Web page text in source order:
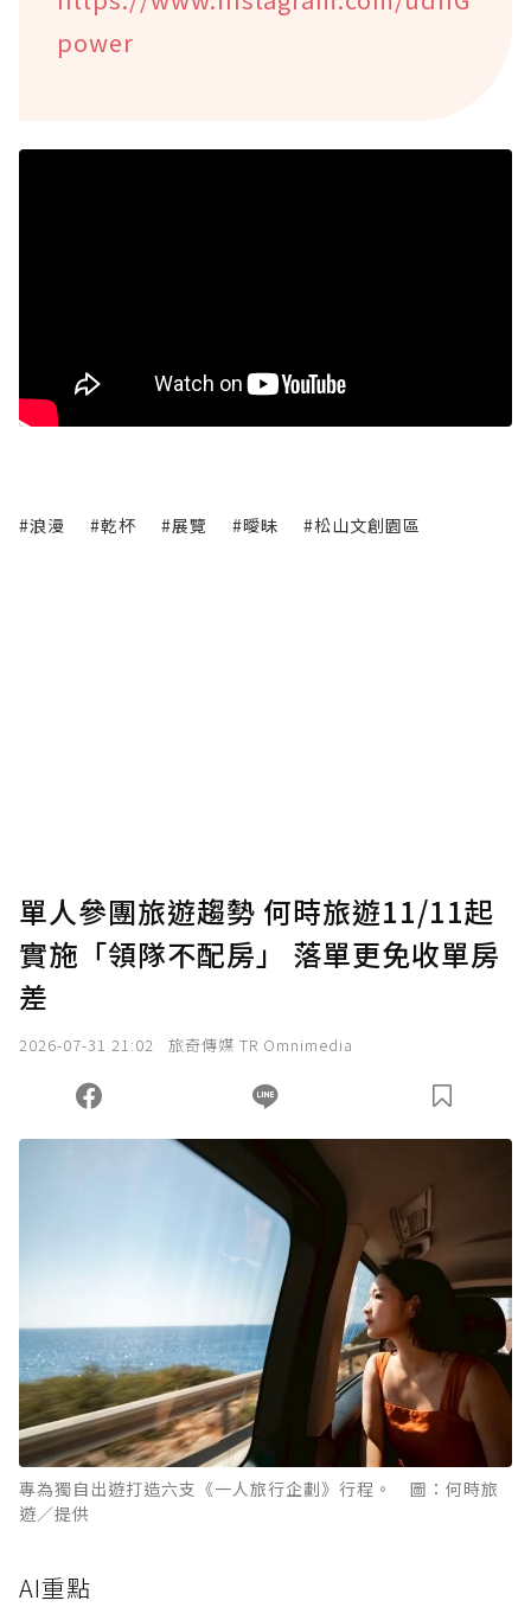
power
#浪漫 #乾杯 #展覽 #曖昧 #松山文創園區
單人參團旅遊趨勢 何時旅遊11/11起
實施「領隊不配房」 落單更免收單房
差
2026-07-31 21:02 旅奇傳媒 TR Omnimedia
專為獨自出遊打造六支《一人旅行企劃》行程。 圖：何時旅
遊／提供
AI重點